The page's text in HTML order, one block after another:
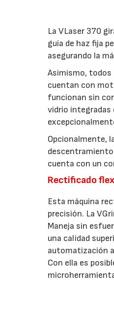
La VLaser 370
guía de haz fija
asegurando la
Asimismo, todos
cuentan con
funcionan sin
vidrio integradas
Opcionalmente,
descentramiento
cuenta con un
Rectificado
Esta máquina
precisión. La
Maneja sin
una calidad
automatización
Con ella es